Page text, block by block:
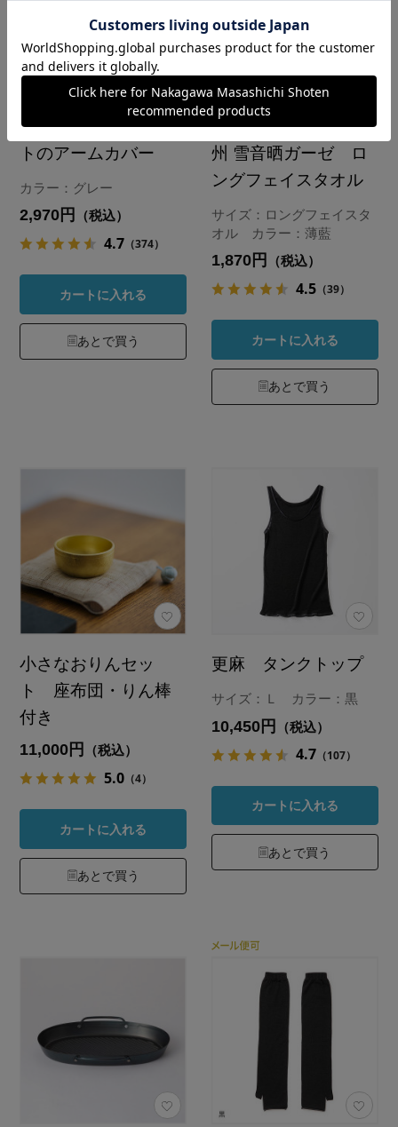
紫外線しっかりカッ
トのアームカバー
カラー：グレー
2,970円 （税込）
4.7 （374）
カートに入れる
あとで買う
よく吸いよく乾く 泉
州 雪音晒ガーゼ ロ
ングフェイスタオル
サイズ：ロングフェイスタ
オル カラー：薄藍
1,870円 （税込）
4.5 （39）
カートに入れる
あとで買う
小さなおりんセッ
ト 座布団・りん棒
付き
11,000円 （税込）
5.0 （4）
カートに入れる
あとで買う
更麻 タンクトップ
サイズ：Ｌ カラー：黒
10,450円 （税込）
4.7 （107）
カートに入れる
あとで買う